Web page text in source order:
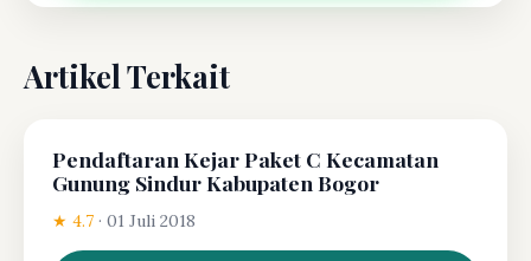
Artikel Terkait
Pendaftaran Kejar Paket C Kecamatan
Gunung Sindur Kabupaten Bogor
★ 4.7 · 01 Juli 2018